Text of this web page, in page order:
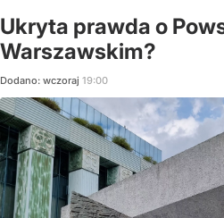
Ukryta prawda o
Warszawskim?
Dodano: wczoraj 19:00